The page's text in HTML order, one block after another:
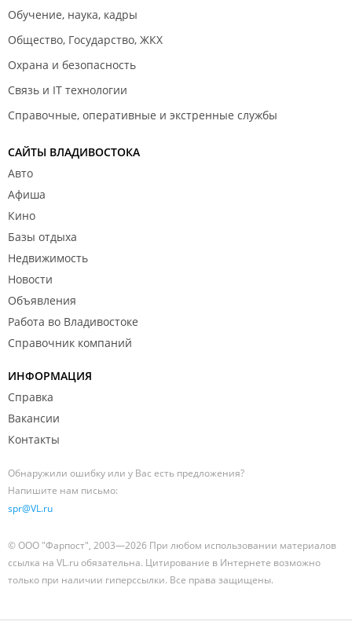
Обучение, наука, кадры
Общество, Государство, ЖКХ
Охрана и безопасность
Связь и IT технологии
Справочные, оперативные и экстренные службы
САЙТЫ ВЛАДИВОСТОКА
Авто
Афиша
Кино
Базы отдыха
Недвижимость
Новости
Объявления
Работа во Владивостоке
Справочник компаний
ИНФОРМАЦИЯ
Справка
Вакансии
Контакты
Обнаружили ошибку или у Вас есть предложения?
Напишите нам письмо:
spr@VL.ru
© ООО "Фарпост", 2003—2026 При любом использовании материалов
ссылка на VL.ru обязательна. Цитирование в Интернете возможно
только при наличии гиперссылки. Все права защищены.